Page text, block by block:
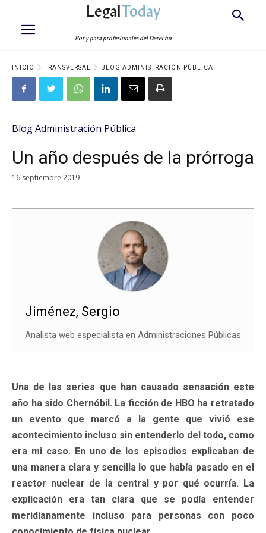
LegalToday
Por y para profesionales del Derecho
INICIO TRANSVERSAL BLOG ADMINISTRACIÓN PÚBLICA
Blog Administración Pública
Un año después de la prórroga
16 septiembre 2019
Jiménez, Sergio
Analista web especialista en Administraciones Públicas
Una de las series que han causado sensación este
año ha sido Chernóbil. La ficción de HBO ha retratado
un evento que marcó a la gente que vivió ese
acontecimiento incluso sin entenderlo del todo, como
era mi caso. En uno de los episodios explicaban de
una manera clara y sencilla lo que había pasado en el
reactor nuclear de la central y por qué ocurría. La
explicación era tan clara que se podía entender
meridianamente incluso para personas con poco